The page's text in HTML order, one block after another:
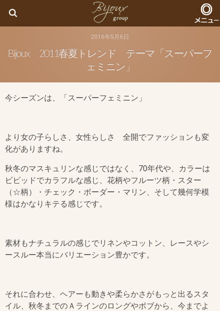
Bijoux
2016年5月6日
Bijoux 2011春夏トレンド テーマ「スーパーフ
ェミニン」
今シーズンは、「スーパーフェミニン」
より女の子らしさ、女性らしさ 全開でファッションも変
化がありますね。
秋冬のマスキュリンな感じではなく、70年代や、カラーは
ビビッドでカラフルな感じ、花柄やフルーツ柄・スター
（☆柄）・チェック・ボーダー・マリン、そして幾何学模
様はかなりキテる感じです。
素材もナチュラルの感じでリネンやコットン、レースやシ
ースルー本当にバリエーション豊かです。
それに合わせ、ヘアーも動きや柔らかさがもっと出るスタ
イル、秋冬までのＡラインのロングやボブから、今までよ